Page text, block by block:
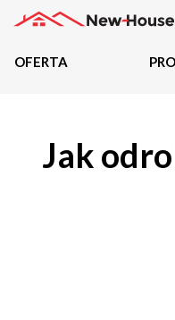
Oferta
OFERTA
Jak